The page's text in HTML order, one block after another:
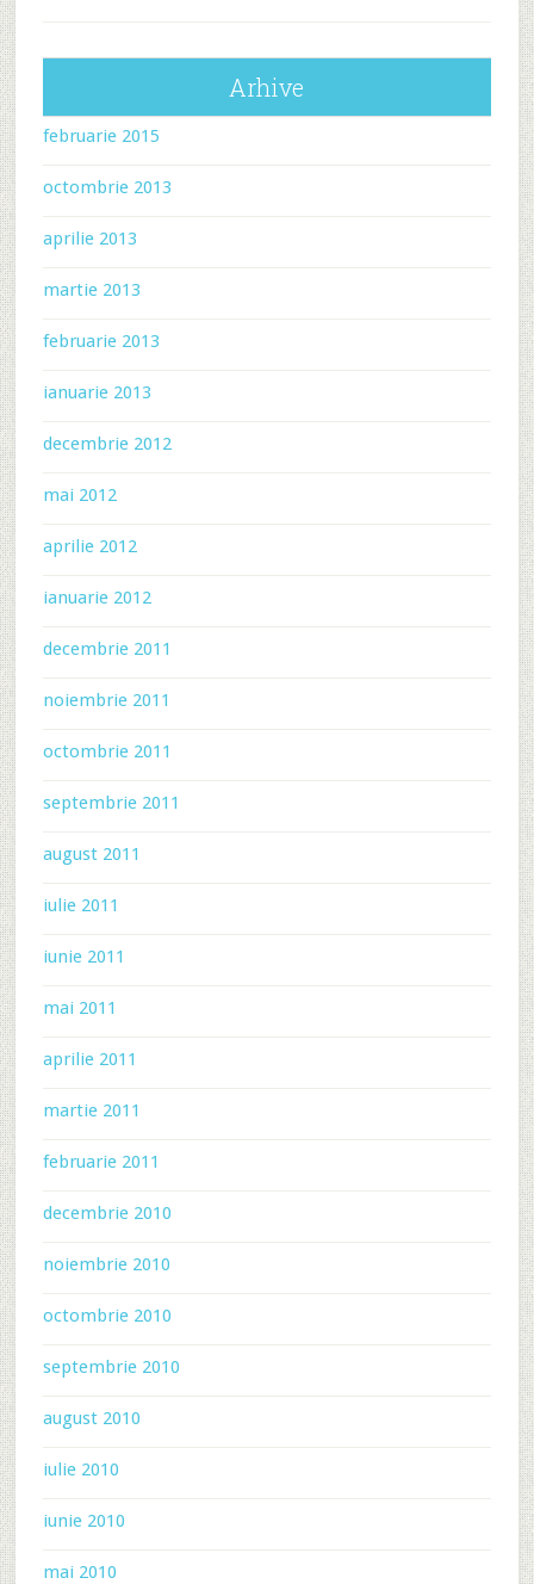
Arhive
februarie 2015
octombrie 2013
aprilie 2013
martie 2013
februarie 2013
ianuarie 2013
decembrie 2012
mai 2012
aprilie 2012
ianuarie 2012
decembrie 2011
noiembrie 2011
octombrie 2011
septembrie 2011
august 2011
iulie 2011
iunie 2011
mai 2011
aprilie 2011
martie 2011
februarie 2011
decembrie 2010
noiembrie 2010
octombrie 2010
septembrie 2010
august 2010
iulie 2010
iunie 2010
mai 2010